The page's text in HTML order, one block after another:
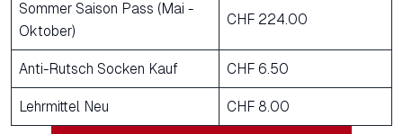
Sommer Saison Pass (Mai -
Oktober)
CHF 224.00
Anti-Rutsch Socken Kauf CHF 6.50
Lehrmittel Neu CHF 8.00